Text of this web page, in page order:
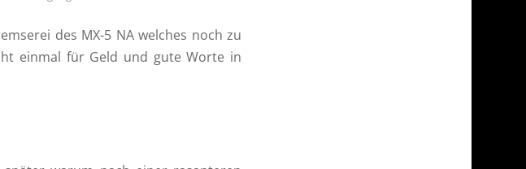
des MX-5 NA welches noch zu
einmal für Geld und gute Worte in